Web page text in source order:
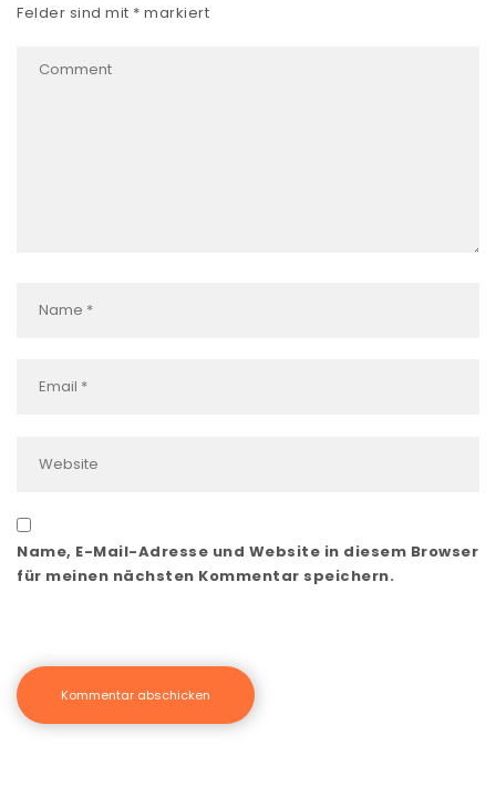
Felder sind mit * markiert
Name, E-Mail-Adresse und Website in diesem Browser
für meinen nächsten Kommentar speichern.